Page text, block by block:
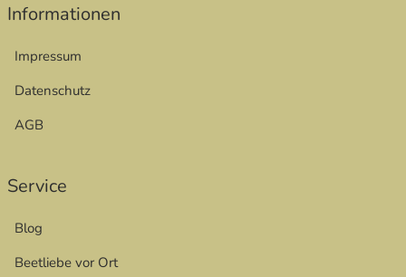
Informationen
Impressum
Datenschutz
AGB
Service
Blog
Beetliebe vor Ort